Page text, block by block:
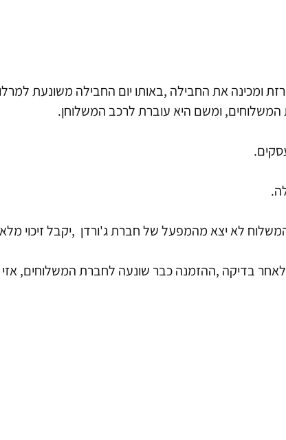
ומכינה את החבילה ,באותו יום החבילה משונעת
המשלוחים, ומשם היא עוברת לרכב המשלוחן.
לא יצא מהמפעל של חברת ג'ורדן ,יקבל זיכוי
בדיקה ,ההזמנה כבר שונעה לחברת המשלוחים, אזי